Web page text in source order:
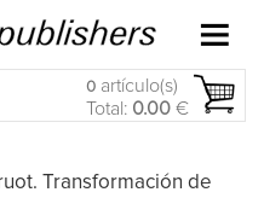
0 artículo(s)
Total: 0.00 €
Transformación de